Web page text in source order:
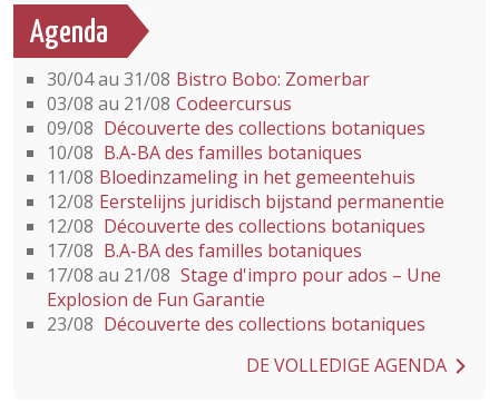
Agenda
30/04 au 31/08 Bistro Bobo: Zomerbar
03/08 au 21/08 Codeercursus
09/08 Découverte des collections botaniques
10/08 B.A-BA des familles botaniques
11/08 Bloedinzameling in het gemeentehuis
12/08 Eerstelijns juridisch bijstand permanentie
12/08 Découverte des collections botaniques
17/08 B.A-BA des familles botaniques
17/08 au 21/08 Stage d'impro pour ados – Une
Explosion de Fun Garantie
23/08 Découverte des collections botaniques
DE VOLLEDIGE AGENDA